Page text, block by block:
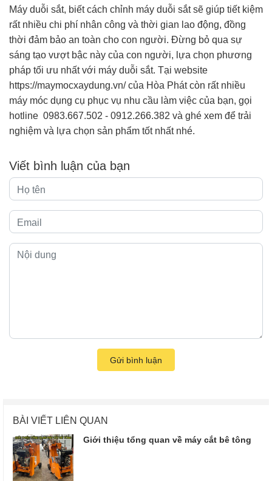
Máy duỗi sắt, biết cách chỉnh máy duỗi sắt sẽ giúp tiết kiệm
rất nhiều chi phí nhân công và thời gian lao động, đồng
thời đảm bảo an toàn cho con người. Đừng bỏ qua sự
sáng tạo vượt bậc này của con người, lựa chọn phương
pháp tối ưu nhất với máy duỗi sắt. Tại website
https://maymocxaydung.vn/ của Hòa Phát còn rất nhiều
máy móc dụng cụ phục vụ nhu cầu làm việc của bạn, gọi
hotline 0983.667.502 - 0912.266.382 và ghé xem để trải
nghiệm và lựa chọn sản phẩm tốt nhất nhé.
Viết bình luận của bạn
Gửi bình luận
BÀI VIẾT LIÊN QUAN
Giới thiệu tổng quan về máy cắt bê tông